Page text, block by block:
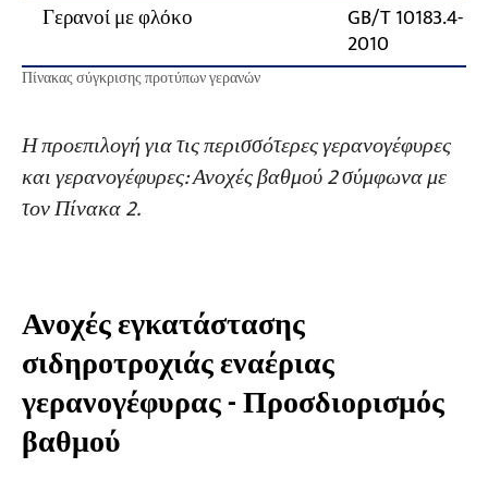
Γερανοί με φλόκο
GB/T 10183.4-
2010
Πίνακας σύγκρισης προτύπων γερανών
Η προεπιλογή για τις περισσότερες γερανογέφυρες
και γερανογέφυρες: Ανοχές βαθμού 2 σύμφωνα με
τον Πίνακα 2.
Ανοχές εγκατάστασης
σιδηροτροχιάς εναέριας
γερανογέφυρας - Προσδιορισμός
βαθμού